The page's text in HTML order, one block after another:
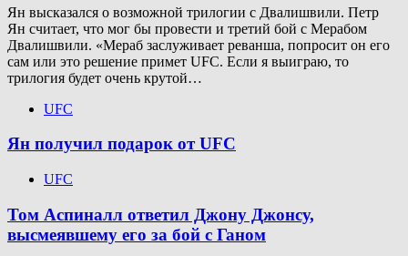
Ян высказался о возможной трилогии с Двалишвили. Петр
Ян считает, что мог бы провести и третий бой с Мерабом
Двалишвили. «Мераб заслуживает реванша, попросит он его
сам или это решение примет UFC. Если я выиграю, то
трилогия будет очень крутой…
UFC
Ян получил подарок от UFC
UFC
Том Аспиналл ответил Джону Джонсу,
высмеявшему его за бой с Ганом